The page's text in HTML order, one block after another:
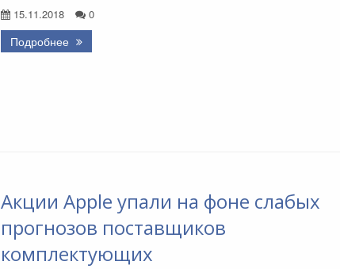
15.11.2018 0
Подробнее
Акции Apple упали на фоне слабых
прогнозов поставщиков
комплектующих